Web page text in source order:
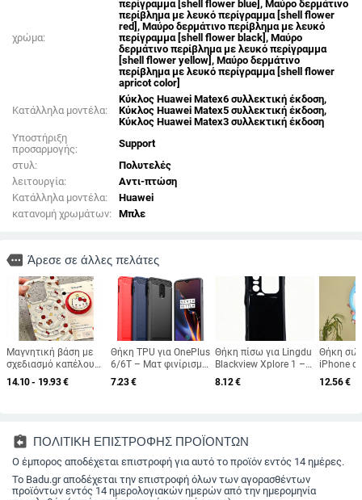
χρώμα:
περίγραμμα [shell flower blue], Μαύρο δερμάτινο
περίβλημα με λευκό περίγραμμα [shell flower
red], Μαύρο δερμάτινο περίβλημα με λευκό
περίγραμμα [shell flower black], Μαύρο
δερμάτινο περίβλημα με λευκό περίγραμμα
[shell flower yellow], Μαύρο δερμάτινο
περίβλημα με λευκό περίγραμμα [shell flower
apricot color]
Κατάλληλα μοντέλα:
Κύκλος Huawei Matex6 συλλεκτική έκδοση,
Κύκλος Huawei Matex5 συλλεκτική έκδοση,
Κύκλος Huawei Matex3 συλλεκτική έκδοση
Υποστήριξη
προσαρμογής:
Support
στυλ:
Πολυτελές
λειτουργία:
Αντι-πτώση
Κατάλληλα μοντέλα:
Huawei
κατανομή χρωμάτων:
Μπλε
more Άρεσε σε άλλες πελάτες
Μαγνητική βάση με
σχεδιασμό καπέλου
γενεθλίων για θήκη
iPhone — ματ φιλμ,
14.10 - 19.93€
Θήκη TPU για OnePlus
6/6T – Ματ φινίρισμα,
Μοτίβο
ανθρακερωμάτων,
7.23€
Θήκη πίσω για Lingdu
Blackview Xplore 1 –
TPU, γυαλιστερή υφή,
κατασκευή με έγχυση,
8.12€
Θήκη
iPhone
12.56€
assignment_return ΠΟΛΙΤΙΚΗ ΕΠΙΣΤΡΟΦΗΣ ΠΡΟΪΟΝΤΩΝ
Ο έμπορος αποδέχεται επιστροφή για αυτό το προϊόν εντός 14 ημέρες.
Το Badu.gr αποδέχεται την επιστροφή όλων των αγορασθέντων
προϊόντων εντός 14 ημερολογιακών ημερών από την ημερομηνία